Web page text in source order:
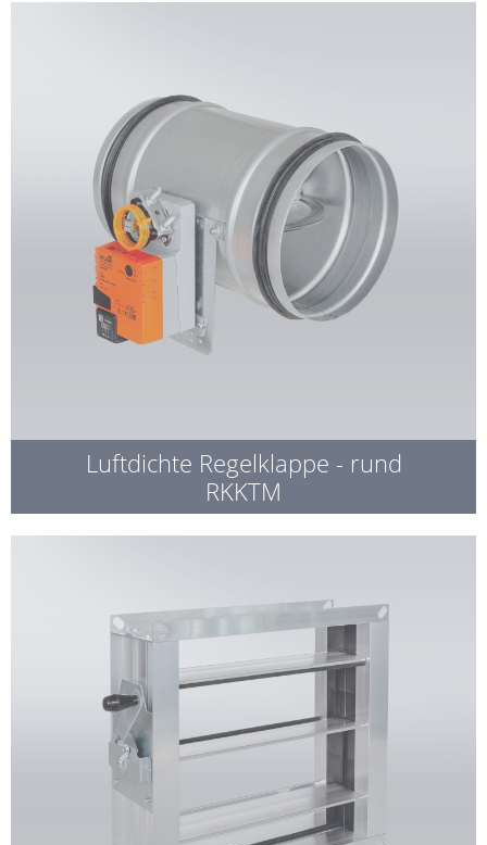
Luftdichte Regelklappe - rund
RKKTM